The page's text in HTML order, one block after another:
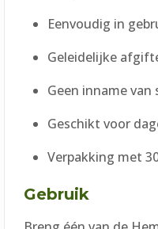
Eenvoudig in
Geleidelijke
Geen inname
Geschikt voor
Verpakking met
Gebruik